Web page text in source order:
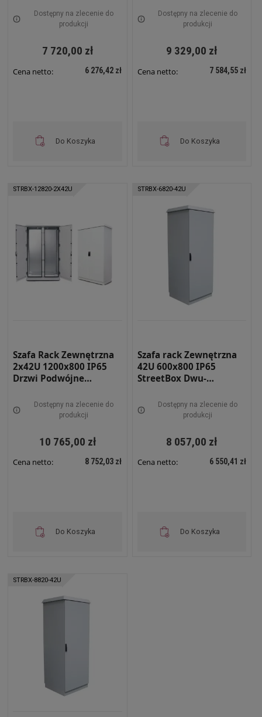
7035 STRBX-6620-42U
Dostępny na zlecenie do
produkcji
7 720,00 zł
Cena netto: 6 276,42 zł
Do Koszyka
płaszczowa RAL 7035
STRBX-12615-2x32U
Dostępny na zlecenie do
produkcji
9 329,00 zł
Cena netto: 7 584,55 zł
Do Koszyka
STRBX-12820-2X42U
Szafa Rack Zewnętrzna
2x42U 1200x800 IP65
Drzwi Podwójne
płaszczowa RAL 7035
STRBX-12820-2x42U
Dostępny na zlecenie do
produkcji
10 765,00 zł
Cena netto: 8 752,03 zł
Do Koszyka
STRBX-6820-42U
Szafa rack Zewnętrzna
42U 600x800 IP65
StreetBox Dwu-
STRBX-6820-42U
Dostępny na zlecenie do
produkcji
8 057,00 zł
Cena netto: 6 550,41 zł
Do Koszyka
STRBX-8820-42U